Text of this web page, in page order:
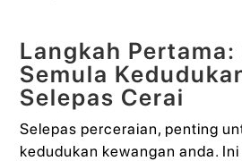
Langkah
Semula
Selepas Cerai
Selepas perceraian, penting
kedudukan kewangan anda.